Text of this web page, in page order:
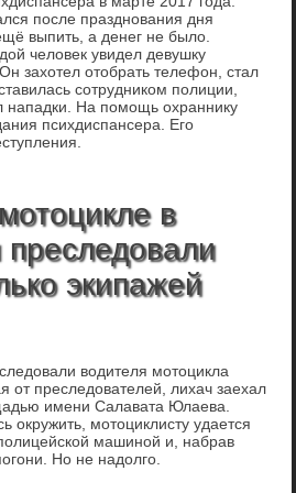
после празднования дня
выпить, а денег не было.
человек увидел девушку
захотел отобрать телефон, стал
сотрудником полиции,
нападки. На помощь охраннику
психдиспансера. Его
в
экипажей
водителя мотоцикла
от преследователей, лихач заехал
имени Салавата Юлаева.
окружить, мотоциклисту удается
машиной и, набрав
Но не надолго.